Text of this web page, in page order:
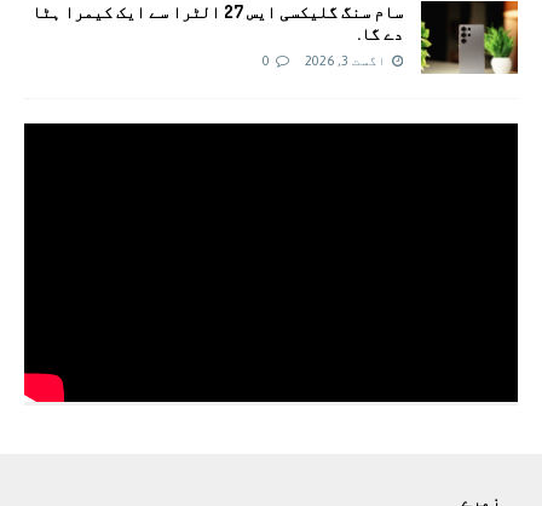
سام سنگ گلیکسی ایس 27 الٹرا سے ایک کیمرا ہٹا
دے گا.
اگست 3, 2026 0
زمرے